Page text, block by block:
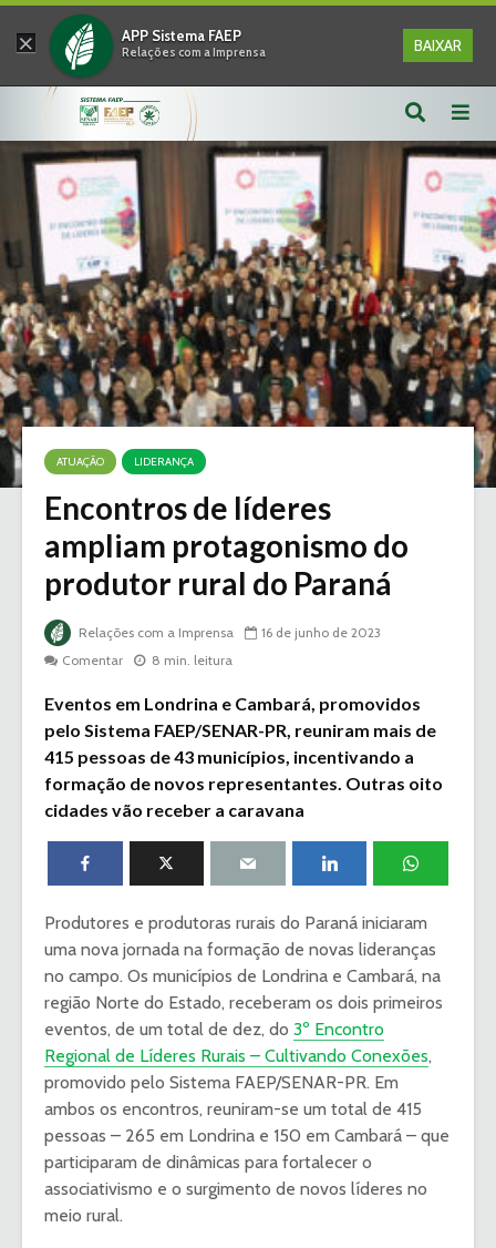
× APP Sistema FAEP
Relações com a Imprensa BAIXAR
ATUAÇÃO LIDERANÇA
Encontros de líderes
ampliam protagonismo do
produtor rural do Paraná
Relações com a Imprensa
16 de junho de 2023
Comentar
8 min. leitura
Eventos em Londrina e Cambará, promovidos
pelo Sistema FAEP/SENAR-PR, reuniram mais de
415 pessoas de 43 municípios, incentivando a
formação de novos representantes. Outras oito
cidades vão receber a caravana
Produtores e produtoras rurais do Paraná iniciaram
uma nova jornada na formação de novas lideranças
no campo. Os municípios de Londrina e Cambará, na
região Norte do Estado, receberam os dois primeiros
eventos, de um total de dez, do 3º Encontro
Regional de Líderes Rurais – Cultivando Conexões,
promovido pelo Sistema FAEP/SENAR-PR. Em
ambos os encontros, reuniram-se um total de 415
pessoas – 265 em Londrina e 150 em Cambará – que
participaram de dinâmicas para fortalecer o
associativismo e o surgimento de novos líderes no
meio rural.